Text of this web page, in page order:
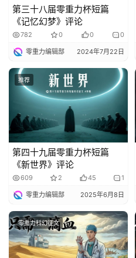
第三十八届零重力杯短篇
《记忆幻梦》评论
782 0 0 0
零重力编辑部 2024年7月22日
推荐
第四十九届零重力杯短篇
《新世界》评论
609 2 45 1
零重力编辑部 2025年6月8日
零重力科幻征文